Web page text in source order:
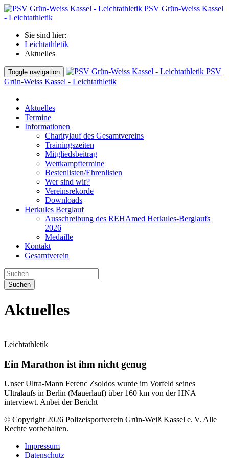
PSV Grün-Weiss Kassel
- Leichtathletik
Sie sind hier:
Leichtathletik
Aktuelles
Toggle navigation
PSV
Grün-Weiss Kassel - Leichtathletik
Aktuelles
Termine
Informationen
Charitylauf des Gesamtvereins
Trainingszeiten
Mitgliedsbeitrag
Wettkampftermine
Bestenlisten/Ehrenlisten
Wer sind wir?
Vereinsrekorde
Downloads
Herkules Berglauf
Ausschreibung des REHAmed Herkules-Berglaufs
2026
Medaille
Kontakt
Gesamtverein
Suchen
Aktuelles
Leichtathletik
Ein Marathon ist ihm nicht genug
Unser Ultra-Mann Ferenc Zsoldos wurde im Vorfeld seines
Ultralaufs in Berlin (Mauerlauf) über 160 km von der HNA
interviewt. Anbei der Bericht
© Copyright 2026 Polizeisportverein Grün-Weiß Kassel e. V. Alle
Rechte vorbehalten.
Impressum
Datenschutz